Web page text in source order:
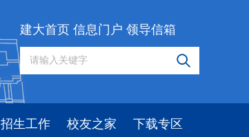
建大首页 信息门户 领导信箱
招生工作 校友之家 下载专区